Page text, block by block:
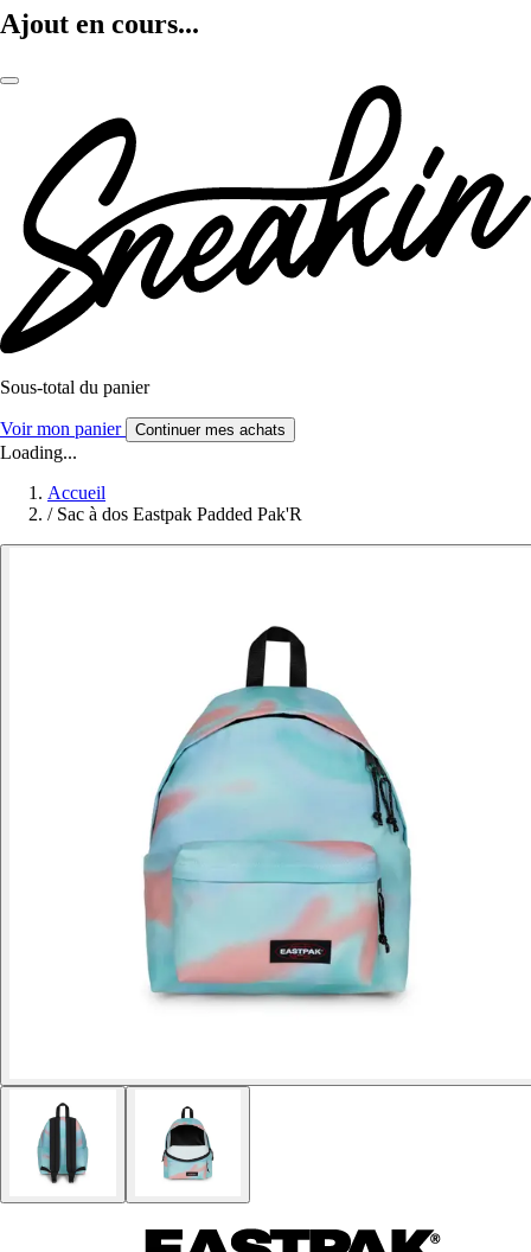
Ajout en cours...
Sous-total du panier
Voir mon panier Continuer mes achats
Loading...
Accueil
/ Sac à dos Eastpak Padded Pak'R